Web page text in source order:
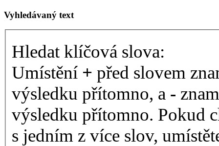
Vyhledávaný text
Hledat klíčová slova:
Umístění + před slovem
výsledku přítomno, a -
výsledku přítomno. Pokud
s jedním z více slov,